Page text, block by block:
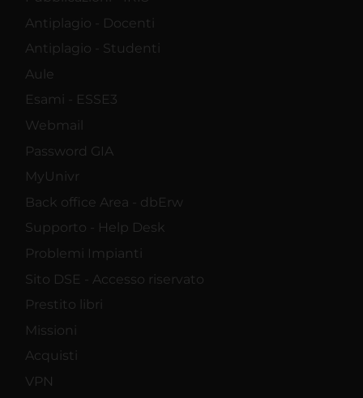
Antiplagio - Docenti
Antiplagio - Studenti
Aule
Esami - ESSE3
Webmail
Password GIA
MyUnivr
Back office Area - dbErw
Supporto - Help Desk
Problemi Impianti
Sito DSE - Accesso riservato
Prestito libri
Missioni
Acquisti
VPN